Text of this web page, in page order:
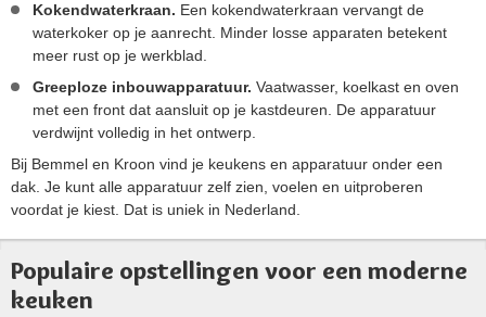
Kokendwaterkraan. Een kokendwaterkraan vervangt de
waterkoker op je aanrecht. Minder losse apparaten betekent
meer rust op je werkblad.
Greeploze inbouwapparatuur. Vaatwasser, koelkast en oven
met een front dat aansluit op je kastdeuren. De apparatuur
verdwijnt volledig in het ontwerp.
Bij Bemmel en Kroon vind je keukens en apparatuur onder een
dak. Je kunt alle apparatuur zelf zien, voelen en uitproberen
voordat je kiest. Dat is uniek in Nederland.
Populaire opstellingen voor een moderne
keuken